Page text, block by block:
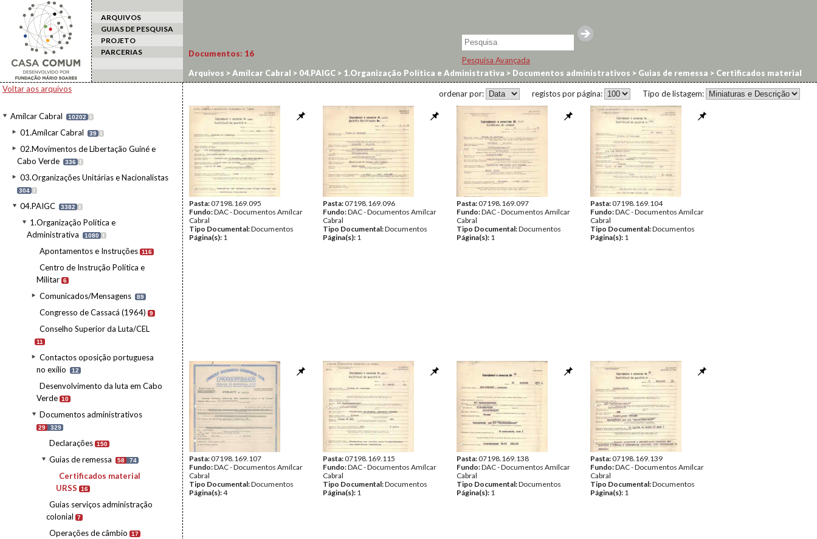
ARQUIVOS
GUIAS DE PESQUISA
PROJETO
PARCERIAS
Pesquisa Avançada
Voltar aos arquivos
Amílcar Cabral 10202 I
01.Amílcar Cabral 39 I
02.Movimentos de Libertação Guiné e
Cabo Verde
336 I
03.Organizações Unitárias e Nacionalistas
304 I
04.PAIGC 3382 I
1.Organização Política e
Administrativa
1080 I
Apontamentos e Instruções 116
Centro de Instrução Política e
Militar 6
Comunicados/Mensagens 89
Congresso de Cassacá (1964) 9
Conselho Superior da Luta/CEL
11
Contactos oposição portuguesa
no exílio
12
Desenvolvimento da luta em Cabo
Verde 10
Documentos administrativos
29 329
Declarações 150
Guias de remessa 58 74
Certificados material
URSS
16
Guias serviços administração
colonial
7
Operações de câmbio 17
Documentos: 16
Arquivos >Amílcar Cabral > 04.PAIGC > 1.Organização Política e Administrativa > Documentos administrativos > Guias de remessa > Certificados material
URSS
Tipo de listagem:
registos por página:
ordenar por:
Pasta:07198.169.095
Fundo:DAC - Documentos Amílcar
Cabral
Tipo Documental:Documentos
Página(s): 1
Pasta:07198.169.096
Fundo:DAC - Documentos Amílcar
Cabral
Tipo Documental:Documentos
Página(s): 1
Pasta:07198.169.097
Fundo:DAC - Documentos Amílcar
Cabral
Tipo Documental:Documentos
Página(s): 1
Pasta:07198.169.104
Fundo:DAC - Documentos Amílcar
Cabral
Tipo Documental:Documentos
Página(s): 1
Pasta:07198.169.107
Fundo:DAC - Documentos Amílcar
Cabral
Tipo Documental:Documentos
Página(s):4
Pasta:07198.169.115
Fundo:DAC - Documentos Amílcar
Cabral
Tipo Documental:Documentos
Página(s): 1
Pasta:07198.169.138
Fundo:DAC - Documentos Amílcar
Cabral
Tipo Documental:Documentos
Página(s): 1
Pasta:07198.169.139
Fundo:DAC - Documentos Amílcar
Cabral
Tipo Documental:Documentos
Página(s): 1